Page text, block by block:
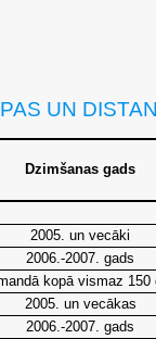
UN
Dzimšanas gads
2005. un vecāki
2006.-2007. gads
kopā vismaz 150
2005. un vecākas
2006.-2007. gads